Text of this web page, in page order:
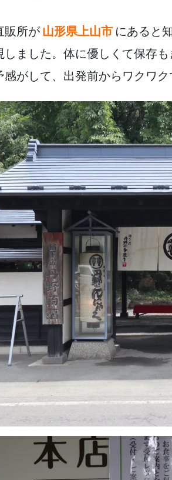
販所が 山形県上山市 にあると
しました。体に優しくて保存
感がして、出発前からワクワク